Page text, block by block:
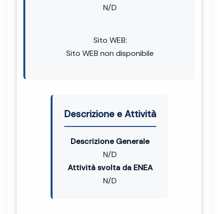
N/D
Sito WEB:
Sito WEB non disponibile
Descrizione e Attività
Descrizione Generale
N/D
Attività svolta da ENEA
N/D